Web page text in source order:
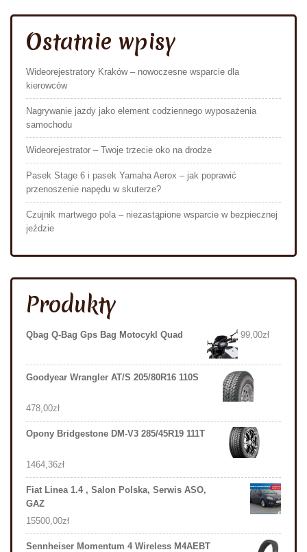
Ostatnie wpisy
Wideorejestratory Kraków – nowoczesne wsparcie dla
kierowców
Nagrywanie jazdy jako element codziennego wyposażenia
samochodu
Wideorejestrator – Twoje trzecie oko na drodze
Pasek Stage 6 i pasek Yamaha Aerox – jak poprawić
przenoszenie napędu w skuterze?
Czujnik martwego pola – niezastąpione wsparcie w bezpiecznej
jeździe
Produkty
Qbag Q-Bag Gps Bag Motocykl Quad 99,00zł
Goodyear Wrangler AT/S 205/80R16 110S
478,00zł
Opony Bridgestone DM-V3 285/45R19 111T
1464,36zł
Fiat Linea 1.4 , Salon Polska, Serwis ASO,
GAZ
15500,00zł
Sennheiser Momentum 4 Wireless M4AEBT